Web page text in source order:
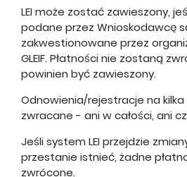
LEI może zostać zawieszony,
podane przez Wnioskodawcę
zakwestionowane przez
GLEIF. Płatności nie zostaną
powinien być zawieszony.
Odnowienia/rejestracje na
zwracane - ani w całości, ani
Jeśli system LEI przejdzie
przestanie istnieć, żadne
zwrócone.